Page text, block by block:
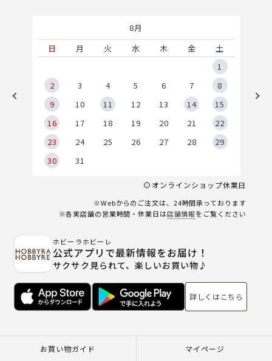
8月
日
月 火 水 木 金
土
1
2
3 4 5 6 7
8
9
10 11 12 13 14
15
16
17 18 19 20 21
22
23
24 25 26 27 28
29
30
31
オンラインショップ休業日
※Webからのご注文は、24時間承っております
※各実店舗の営業時間・休業日は店舗情報をご覧ください
ホビーラホビーレ
公式アプリで最新情報をお届け！
サクサク見られて、楽しいお買い物♪
詳しくはこちら
お買い物ガイド マイページ